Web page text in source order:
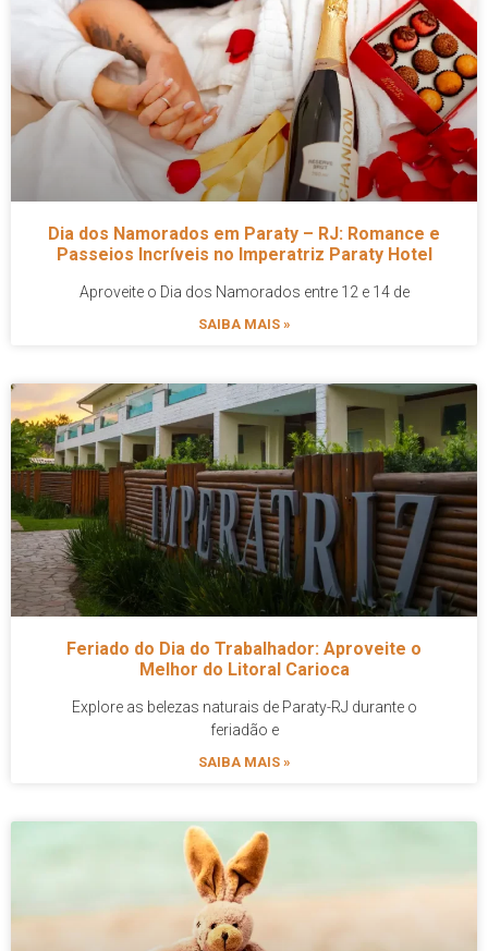
Dia dos Namorados em Paraty – RJ: Romance e
Passeios Incríveis no Imperatriz Paraty Hotel
Aproveite o Dia dos Namorados entre 12 e 14 de
SAIBA MAIS »
Feriado do Dia do Trabalhador: Aproveite o
Melhor do Litoral Carioca
Explore as belezas naturais de Paraty-RJ durante o
feriadão e
SAIBA MAIS »